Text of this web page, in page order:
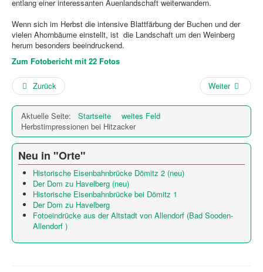
entlang einer interessanten Auenlandschaft weiterwandern.
Wenn sich im Herbst die intensive Blattfärbung der Buchen und der
vielen Ahornbäume einstellt, ist die Landschaft um den Weinberg
herum besonders beeindruckend.
Zum Fotobericht mit 22 Fotos
Zurück Weiter
Aktuelle Seite: Startseite
weites Feld
Herbstimpressionen bei Hitzacker
Neu in "Orte"
Historische Eisenbahnbrücke Dömitz 2 (neu)
Der Dom zu Havelberg (neu)
Historische Eisenbahnbrücke bei Dömitz 1
Der Dom zu Havelberg
Fotoeindrücke aus der Altstadt von Allendorf (Bad Sooden-
Allendorf )